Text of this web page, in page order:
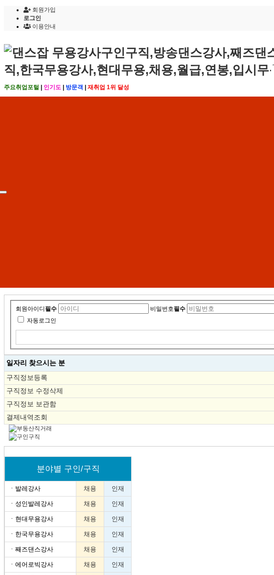
회원가입
로그인
이용안내
주요취업포털 인기도 방문객 재취업 1위 달성
회원아이디 필수 비밀번호필수
자동로그인
일자리 찾으시는 분
구직정보등록
구직정보 수정삭제
구직정보 보관함
결제내역조회
분야별 구인/구직
ㆍ 발레강사 채용 인재
ㆍ 성인발레강사 채용 인재
ㆍ 현대무용강사 채용 인재
ㆍ 한국무용강사 채용 인재
ㆍ 째즈댄스강사 채용 인재
ㆍ 에어로빅강사 채용 인재